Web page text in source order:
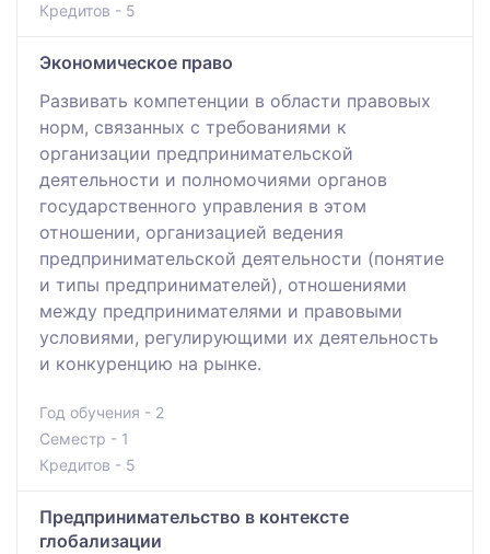
Кредитов - 5
Экономическое право
Развивать компетенции в области правовых
норм, связанных с требованиями к
организации предпринимательской
деятельности и полномочиями органов
государственного управления в этом
отношении, организацией ведения
предпринимательской деятельности (понятие
и типы предпринимателей), отношениями
между предпринимателями и правовыми
условиями, регулирующими их деятельность
и конкуренцию на рынке.
Год обучения - 2
Семестр - 1
Кредитов - 5
Предпринимательство в контексте
глобализации